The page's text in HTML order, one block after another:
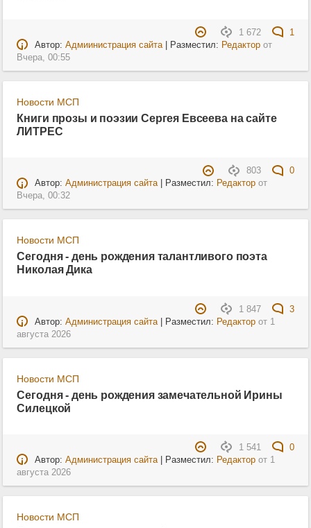
1 672
1
Автор: Адмиинистрация сайта| Разместил: Редакторот
Вчера, 00:55
Новости МСП
Книги прозы и поэзии Сергея Евсеева на сайте
ЛИТРЕС
803
0
Автор: Администрация сайта| Разместил: Редакторот
Вчера, 00:32
Новости МСП
Сегодня - день рождения талантливого поэта
Николая Дика
1 847
3
Автор: Администрация сайта| Разместил: Редакторот 1
августа 2026
Новости МСП
Сегодня - день рождения замечательной Ирины
Силецкой
1 541
0
Автор: Администрация сайта| Разместил: Редакторот 1
августа 2026
Новости МСП